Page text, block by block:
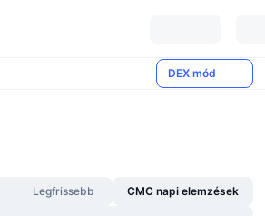
DEX mód
Legfrissebb CMC napi elemzések